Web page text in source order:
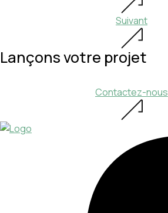
Suivant
Lançons votre projet
Contactez-nous